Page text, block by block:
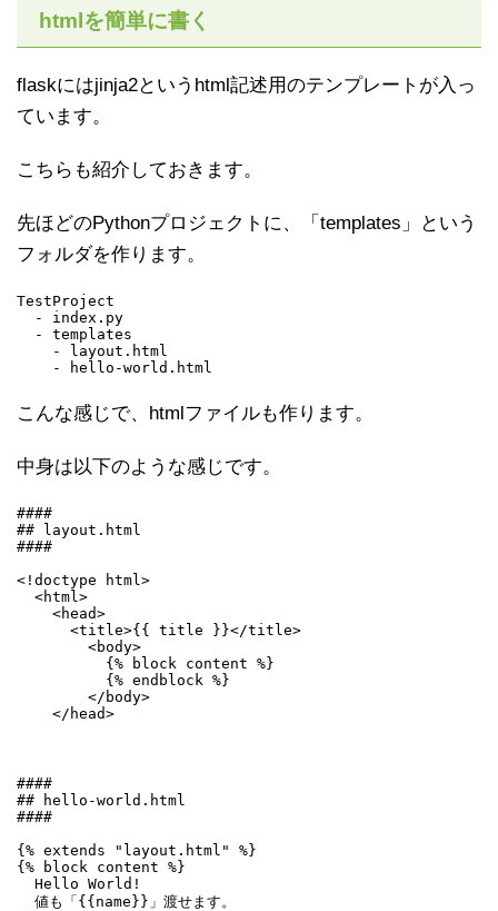
htmlを簡単に書く
flaskにはjinja2というhtml記述用のテンプレートが入っ
ています。
こちらも紹介しておきます。
先ほどのPythonプロジェクトに、「templates」という
フォルダを作ります。
TestProject
  - index.py
  - templates
    - layout.html
こんな感じで、htmlファイルも作ります。
中身は以下のような感じです。
####
## layout.html
####
<!doctype html>
  <html>
    <head>
      <title>{{ title }}</title>
        <body>
          {% block content %}
          {% endblock %}
        </body>
####
## hello-world.html
####
{% extends "layout.html" %}
{% block content %}
  Hello World!
  値も「{{name}}」渡せます。